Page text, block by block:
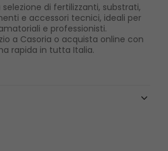
di fertilizzanti, substrati,
e accessori tecnici, ideali per
e professionisti.
a Casoria o acquista online con
rapida in tutta Italia.